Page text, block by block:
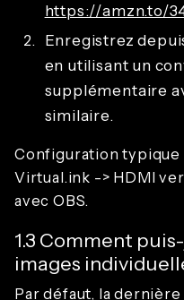
https://amzn.to/
Enregistrez
en utilisant un
supplémentaire
similaire.
Configuration typique
Virtual.ink -> HDMI
avec OBS.
1.3 Comment
images
Par défaut, la